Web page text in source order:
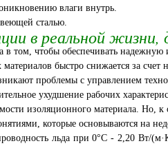
влаги внутрь.
сталью.
в реальной жизни,
в том, чтобы обеспечивать
быстро снижается за
проблемы с управлением
ухудшение рабочих
изоляционного материала. Но, к
которые основываются на
льда при 0°С - 2,20 Вт/